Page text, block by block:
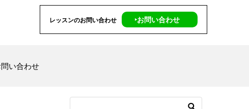
レッスンのお問い合わせ ‣お問い合わせ
い合わせ